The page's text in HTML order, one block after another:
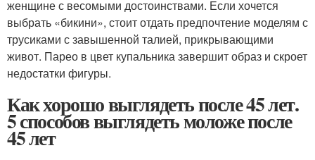
женщине с весомыми достоинствами. Если хочется
выбрать «бикини», стоит отдать предпочтение моделям с
трусиками с завышенной талией, прикрывающими
живот. Парео в цвет купальника завершит образ и скроет
недостатки фигуры.
Как хорошо выглядеть после 45 лет.
5 способов выглядеть моложе после
45 лет